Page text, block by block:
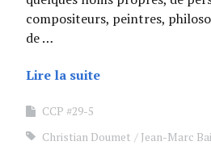
compositeurs, peintres,
de …
Lire la suite
CCP #29-5
Christian Doumet
Jean-Marc